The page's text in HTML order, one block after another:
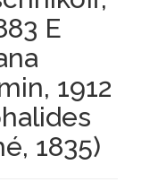
E
1912
1835)